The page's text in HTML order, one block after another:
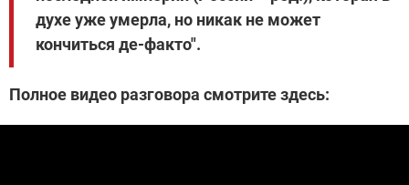
духе уже умерла, но никак не может
кончиться де-факто".
Полное видео разговора смотрите здесь: